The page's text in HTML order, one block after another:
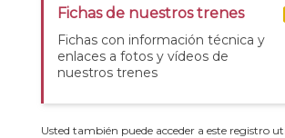
Fichas de nuestros trenes
Fichas con información técnica y
enlaces a fotos y vídeos de
nuestros trenes
Usted también puede acceder a este registro